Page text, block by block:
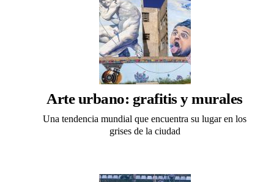
Arte urbano: grafitis y murales
Una tendencia mundial que encuentra su lugar en los
grises de la ciudad